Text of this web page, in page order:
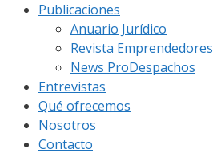
Publicaciones
Anuario Jurídico
Revista Emprendedores
News ProDespachos
Entrevistas
Qué ofrecemos
Nosotros
Contacto